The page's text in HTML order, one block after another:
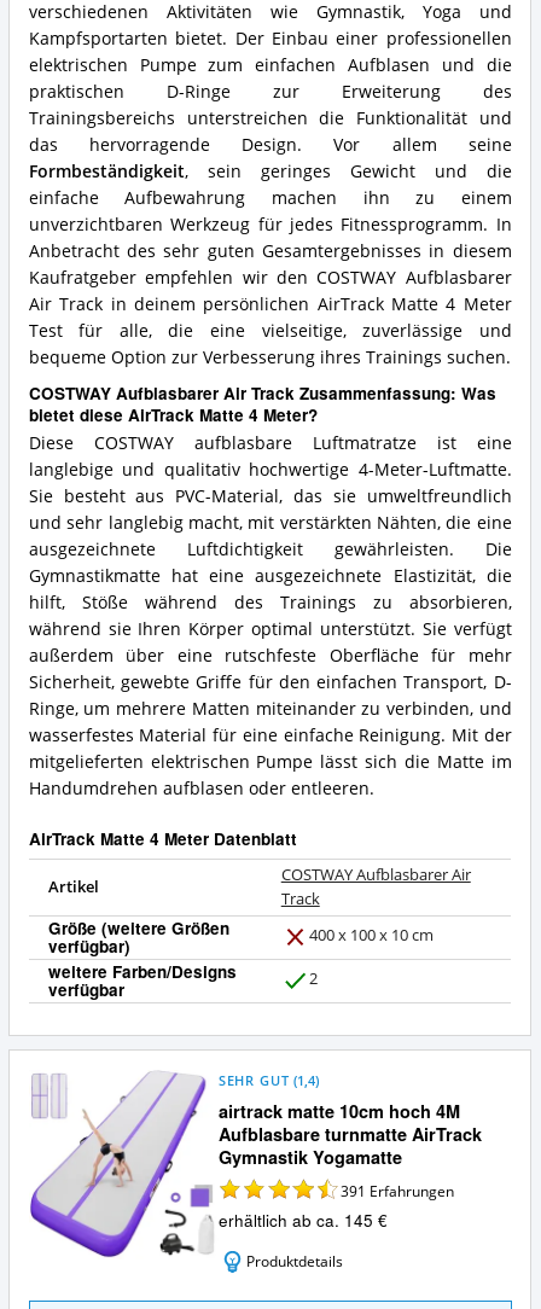
verschiedenen Aktivitäten wie Gymnastik, Yoga und
Kampfsportarten bietet. Der Einbau einer professionellen
elektrischen Pumpe zum einfachen Aufblasen und die
praktischen D-Ringe zur Erweiterung des
Trainingsbereichs unterstreichen die Funktionalität und
das hervorragende Design. Vor allem seine
Formbeständigkeit, sein geringes Gewicht und die
einfache Aufbewahrung machen ihn zu einem
unverzichtbaren Werkzeug für jedes Fitnessprogramm. In
Anbetracht des sehr guten Gesamtergebnisses in diesem
Kaufratgeber empfehlen wir den COSTWAY Aufblasbarer
Air Track in deinem persönlichen AirTrack Matte 4 Meter
Test für alle, die eine vielseitige, zuverlässige und
bequeme Option zur Verbesserung ihres Trainings suchen.
COSTWAY Aufblasbarer Air Track Zusammenfassung: Was
bietet diese AirTrack Matte 4 Meter?
Diese COSTWAY aufblasbare Luftmatratze ist eine
langlebige und qualitativ hochwertige 4-Meter-Luftmatte.
Sie besteht aus PVC-Material, das sie umweltfreundlich
und sehr langlebig macht, mit verstärkten Nähten, die eine
ausgezeichnete Luftdichtigkeit gewährleisten. Die
Gymnastikmatte hat eine ausgezeichnete Elastizität, die
hilft, Stöße während des Trainings zu absorbieren,
während sie Ihren Körper optimal unterstützt. Sie verfügt
außerdem über eine rutschfeste Oberfläche für mehr
Sicherheit, gewebte Griffe für den einfachen Transport, D-
Ringe, um mehrere Matten miteinander zu verbinden, und
wasserfestes Material für eine einfache Reinigung. Mit der
mitgelieferten elektrischen Pumpe lässt sich die Matte im
Handumdrehen aufblasen oder entleeren.
AirTrack Matte 4 Meter Datenblatt
Artikel
COSTWAY Aufblasbarer Air
Track
Größe (weitere Größen
verfügbar)
N
400 x 100 x 10 cm
weitere Farben/Designs
verfügbar 2
airtrack matte 10cm hoch 4M
Aufblasbare turnmatte AirTrack
Gymnastik Yogamatte
SEHR GUT (1,4)
391 Erfahrungen
erhältlich ab ca. 145 €
Produktdetails